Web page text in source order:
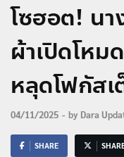
โซฮอต! น
ผ้าเปิดโหม
หลุดโฟกัสเ
04/11/2025 - by Dara
SHARE